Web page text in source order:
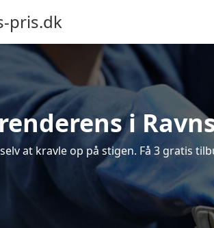
pris.dk
i
at kravle op på stigen. Få 3 gratis